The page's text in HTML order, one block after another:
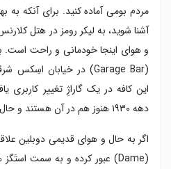
مردم بومی آماده کنید. برای آنکه به
و هوای اینجا خودمانی و راحت است.
این کافه در یک گاراژِ تغییر کاربری
دهه ۱۹۳۰ هنوز هم در آن هستند و حال و هوایش را کامل می‌کنند.
اگر به حال و هوای قدیمی دوبلین